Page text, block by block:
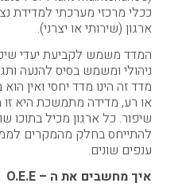
ככלי מרכזי מערכתי למדידת
ארגון (שירותי או יצרני).
המדד משמש לקביעת יעדי
ניהולי ומשמש בסיס להנעה
מדד זה הינו מדד יחסי ואין
או רע, מדידה מתמשכת היא זו
שיפור. כל ארגון מכיל בתוכו
ענפים שונים.
איך מחשבים את ה – O.E.E